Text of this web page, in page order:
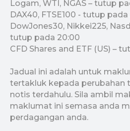
Logam, WTI, NGAS – tutup
DAX40, FTSE100 - tutup pada
DowJones30, Nikkei225,
tutup pada 20:00
CFD Shares and ETF (US) –
Jadual ini adalah untuk
tertakluk kepada perubahan
notis terdahulu. Sila ambil
maklumat ini semasa anda
perdagangan anda.
FAQ
Dokumen dan prosedur
Semua yang anda ingin ketahui
pengesahan, dokumen kawal